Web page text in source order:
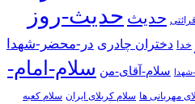
حدیث حدیث-روز
خدا دختران چادری در-محضر-شهدا
سلام-آقای-من سلام-امام-
مهربانی ها سلام کربلای ایران سلام کعبه